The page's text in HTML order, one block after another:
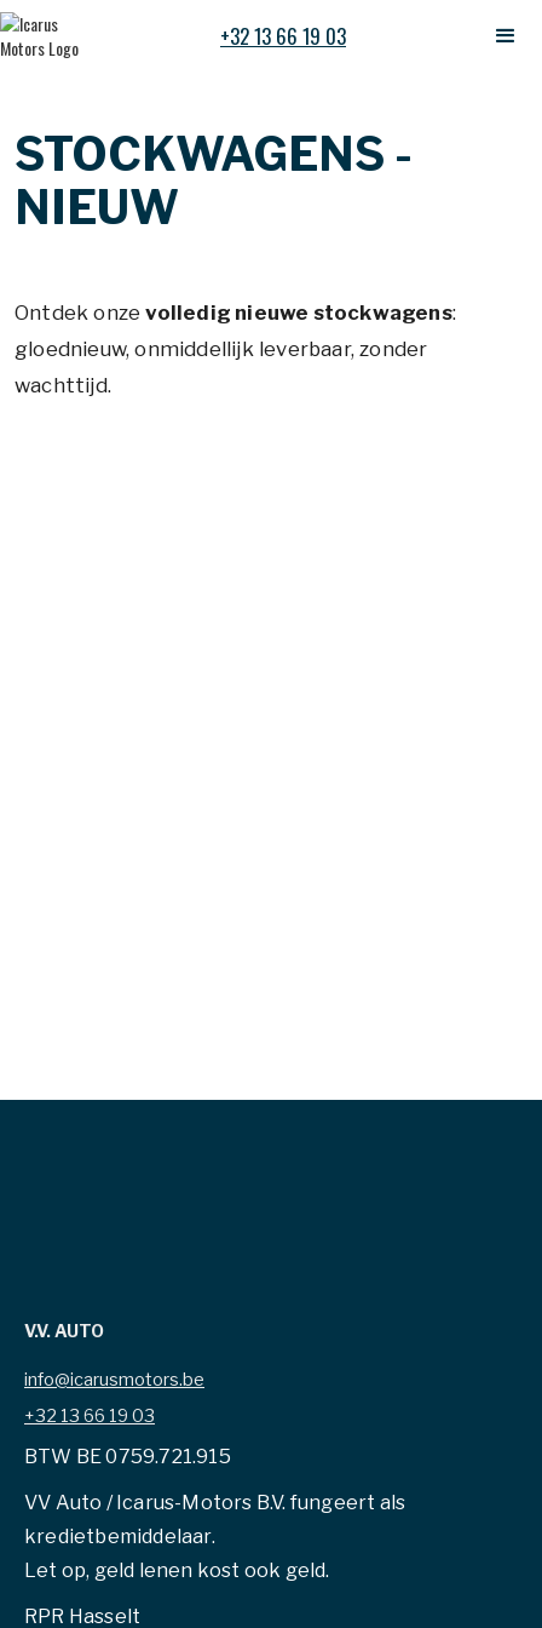
+32 13 66 19 03
STOCKWAGENS -
NIEUW
Ontdek onzevolledig nieuwe stockwagens:
gloednieuw, onmiddellijk leverbaar, zonder
wachttijd.
V.V. AUTO
info@icarusmotors.be
+32 13 66 19 03
BTW BE 0759.721.915
VV Auto / Icarus-Motors B.V. fungeert als
kredietbemiddelaar.
Let op, geld lenen kost ook geld.
RPR Hasselt